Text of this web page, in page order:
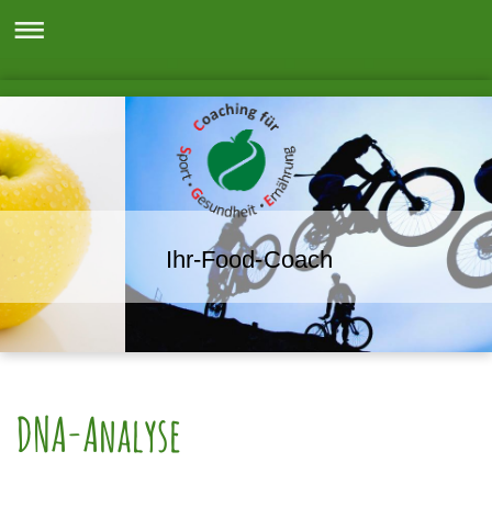
Ihr-Food-Coach
DNA-Analyse